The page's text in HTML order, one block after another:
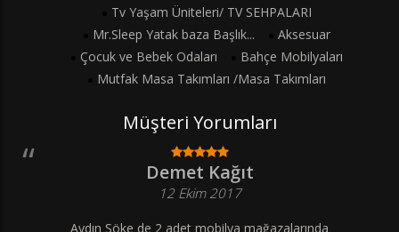
Tv Yaşam Üniteleri/ TV SEHPALARI
Mr.Sleep Yatak baza Başlık...
Aksesuar
Çocuk ve Bebek Odaları
Bahçe Mobilyaları
Mutfak Masa Takımları /Masa Takımları
Müşteri Yorumları
Demet Kağıt
12 Ekim 2017
Aydın Söke de 2 adet mobilya mağazalarında